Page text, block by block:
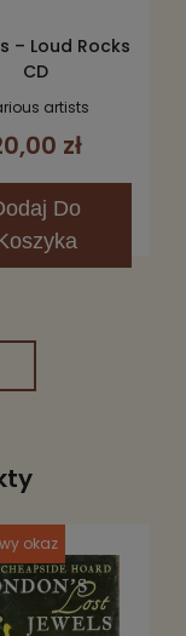
– Loud Rocks
CD
artists
zł
Do
okaz